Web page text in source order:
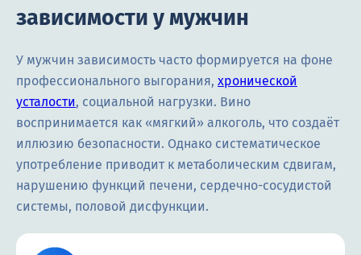
зависимости у мужчин
У мужчин зависимость часто формируется на фоне
профессионального выгорания, хронической
усталости, социальной нагрузки. Вино
воспринимается как «мягкий» алкоголь, что создаёт
иллюзию безопасности. Однако систематическое
употребление приводит к метаболическим сдвигам,
нарушению функций печени, сердечно-сосудистой
системы, половой дисфункции.